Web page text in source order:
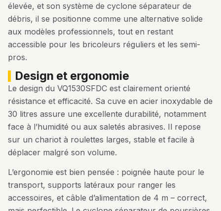
élevée, et son système de cyclone séparateur de
débris, il se positionne comme une alternative solide
aux modèles professionnels, tout en restant
accessible pour les bricoleurs réguliers et les semi-
pros.
design et ergonomie
Le design du VQ1530SFDC est clairement orienté
résistance et efficacité. Sa cuve en acier inoxydable de
30 litres assure une excellente durabilité, notamment
face à l’humidité ou aux saletés abrasives. Il repose
sur un chariot à roulettes larges, stable et facile à
déplacer malgré son volume.
L’ergonomie est bien pensée : poignée haute pour le
transport, supports latéraux pour ranger les
accessoires, et câble d’alimentation de 4 m – correct,